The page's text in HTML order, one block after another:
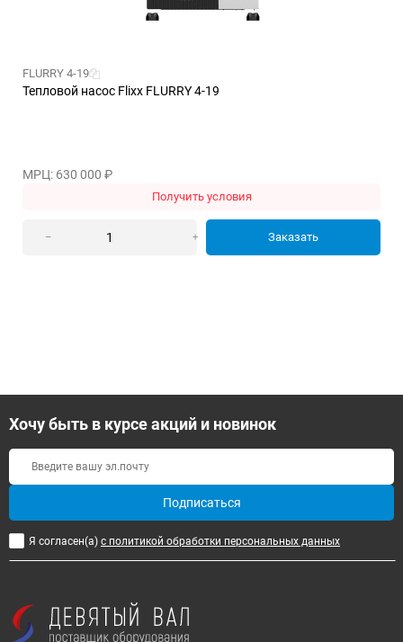
FLURRY 4-19
Тепловой насос Flixx FLURRY 4-19
МРЦ: 630 000 ₽
Получить условия
– + Заказать
Хочу быть в курсе акций и новинок
Подписаться
Я согласен(a) с политикой обработки персональных данных